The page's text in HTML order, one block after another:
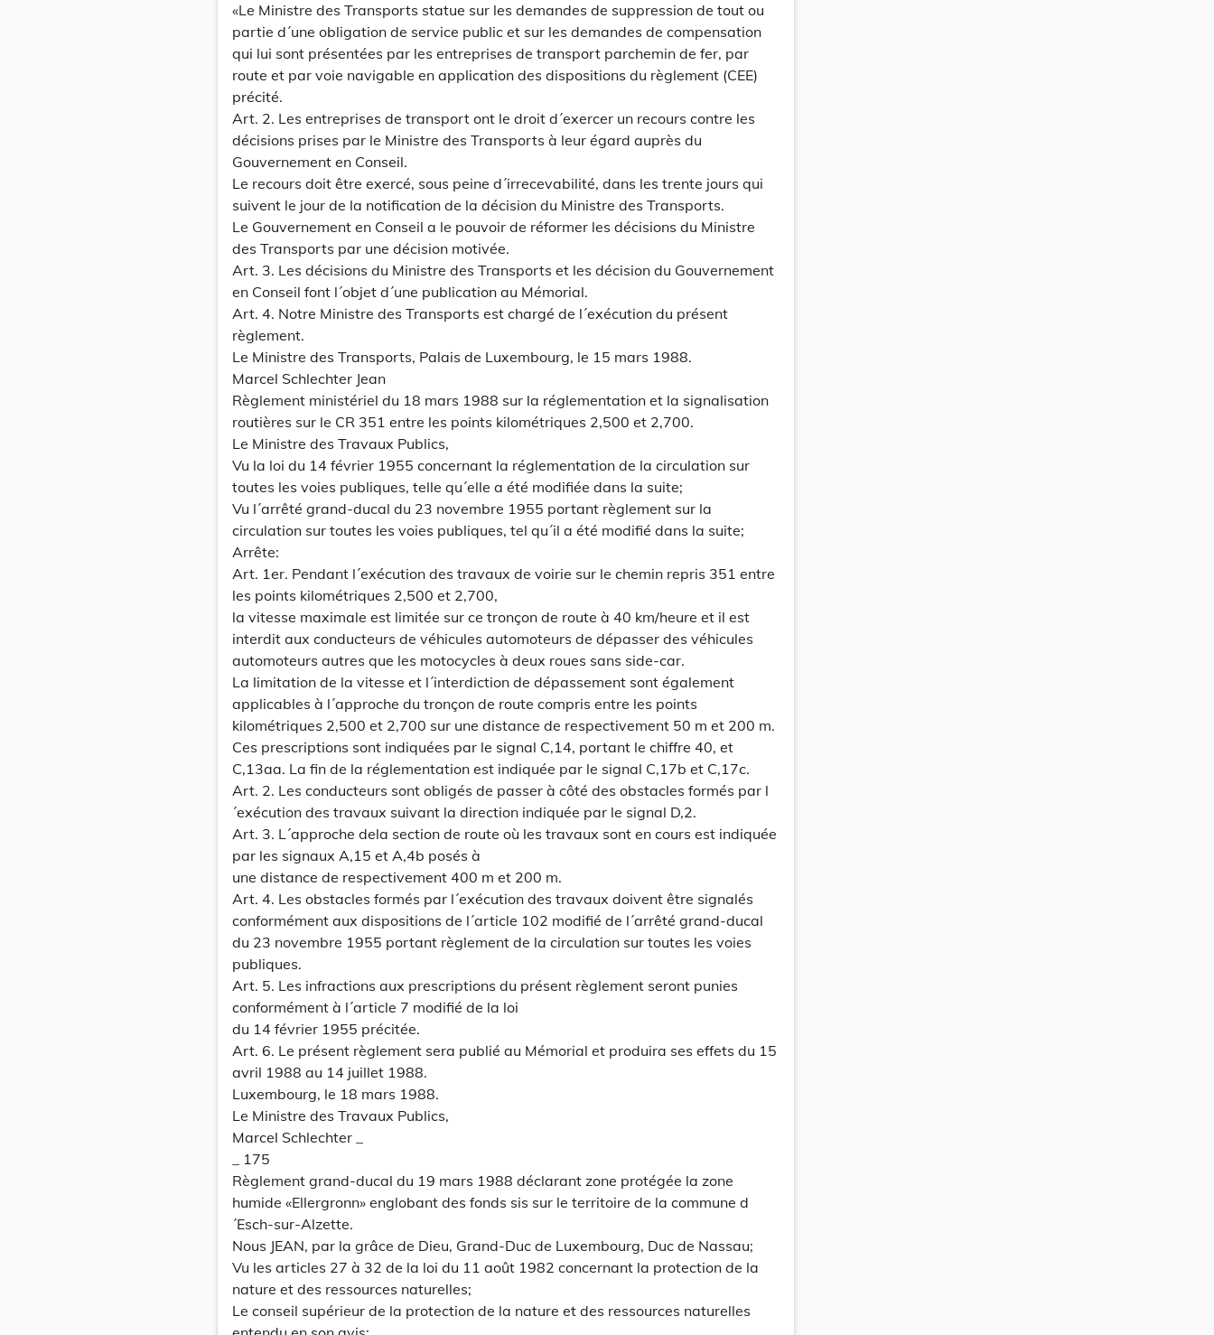
«Le Ministre des Transports statue sur les demandes de suppression de tout ou
partie d´une obligation de service public et sur les demandes de compensation
qui lui sont présentées par les entreprises de transport parchemin de fer, par
route et par voie navigable en application des dispositions du règlement (CEE)
précité.
Art. 2. Les entreprises de transport ont le droit d´exercer un recours contre les
décisions prises par le Ministre des Transports à leur égard auprès du
Gouvernement en Conseil.
Le recours doit être exercé, sous peine d´irrecevabilité, dans les trente jours qui
suivent le jour de la notification de la décision du Ministre des Transports.
Le Gouvernement en Conseil a le pouvoir de réformer les décisions du Ministre
des Transports par une décision motivée.
Art. 3. Les décisions du Ministre des Transports et les décision du Gouvernement
en Conseil font l´objet d´une publication au Mémorial.
Art. 4. Notre Ministre des Transports est chargé de l´exécution du présent
règlement.
Le Ministre des Transports, Palais de Luxembourg, le 15 mars 1988.
Marcel Schlechter Jean
Règlement ministériel du 18 mars 1988 sur la réglementation et la signalisation
routières sur le CR 351 entre les points kilométriques 2,500 et 2,700.
Le Ministre des Travaux Publics,
Vu la loi du 14 février 1955 concernant la réglementation de la circulation sur
toutes les voies publiques, telle qu´elle a été modifiée dans la suite;
Vu l´arrêté grand-ducal du 23 novembre 1955 portant règlement sur la
circulation sur toutes les voies publiques, tel qu´il a été modifié dans la suite;
Arrête:
Art. 1er. Pendant l´exécution des travaux de voirie sur le chemin repris 351 entre
les points kilométriques 2,500 et 2,700,
la vitesse maximale est limitée sur ce tronçon de route à 40 km/heure et il est
interdit aux conducteurs de véhicules automoteurs de dépasser des véhicules
automoteurs autres que les motocycles à deux roues sans side-car.
La limitation de la vitesse et l´interdiction de dépassement sont également
applicables à l´approche du tronçon de route compris entre les points
kilométriques 2,500 et 2,700 sur une distance de respectivement 50 m et 200 m.
Ces prescriptions sont indiquées par le signal C,14, portant le chiffre 40, et
C,13aa. La fin de la réglementation est indiquée par le signal C,17b et C,17c.
Art. 2. Les conducteurs sont obligés de passer à côté des obstacles formés par l
´exécution des travaux suivant la direction indiquée par le signal D,2.
Art. 3. L´approche dela section de route où les travaux sont en cours est indiquée
par les signaux A,15 et A,4b posés à
une distance de respectivement 400 m et 200 m.
Art. 4. Les obstacles formés par l´exécution des travaux doivent être signalés
conformément aux dispositions de l´article 102 modifié de l´arrêté grand-ducal
du 23 novembre 1955 portant règlement de la circulation sur toutes les voies
publiques.
Art. 5. Les infractions aux prescriptions du présent règlement seront punies
conformément à l´article 7 modifié de la loi
du 14 février 1955 précitée.
Art. 6. Le présent règlement sera publié au Mémorial et produira ses effets du 15
avril 1988 au 14 juillet 1988.
Luxembourg, le 18 mars 1988.
Le Ministre des Travaux Publics,
Marcel Schlechter _
_ 175
Règlement grand-ducal du 19 mars 1988 déclarant zone protégée la zone
humide «Ellergronn» englobant des fonds sis sur le territoire de la commune d
´Esch-sur-Alzette.
Nous JEAN, par la grâce de Dieu, Grand-Duc de Luxembourg, Duc de Nassau;
Vu les articles 27 à 32 de la loi du 11 août 1982 concernant la protection de la
nature et des ressources naturelles;
Le conseil supérieur de la protection de la nature et des ressources naturelles